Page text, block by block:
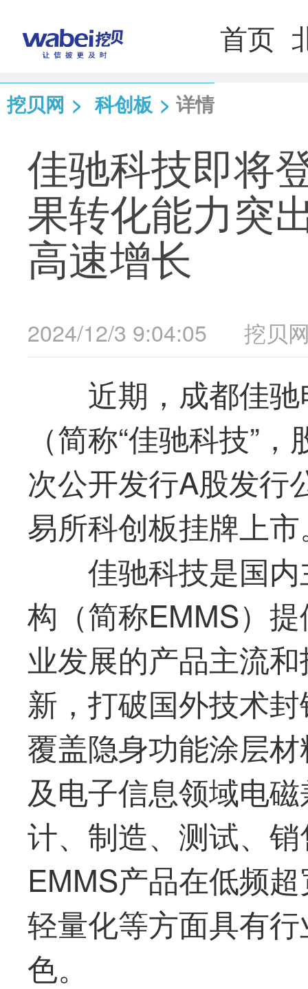
首页
挖贝网 > 科创板 > 详情
佳驰科技即将
果转化能力突
高速增长
2024/12/3 9:04:05 挖贝
近期，成都佳
（简称“佳驰科技”，
次公开发行A股发行
易所科创板挂牌上
佳驰科技是国
构（简称EMMS）
业发展的产品主流
新，打破国外技术
覆盖隐身功能涂层
及电子信息领域电
计、制造、测试、
EMMS产品在低频
轻量化等方面具有
色。